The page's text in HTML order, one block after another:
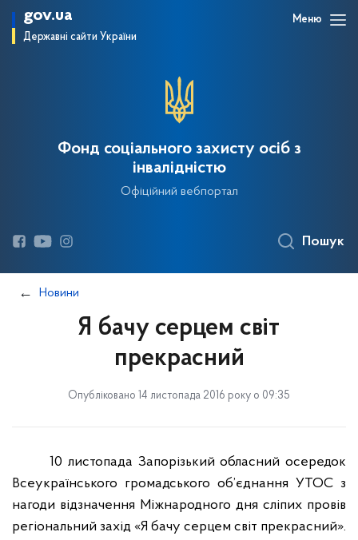
gov.ua
Державні сайти України
Меню
Фонд соціального захисту осіб з
інвалідністю
Офіційний вебпортал
Пошук
Новини
Я бачу серцем світ
прекрасний
Опубліковано 14 листопада 2016 року о 09:35
10 листопада Запорізький обласний осередок
Всеукраїнського громадського об’єднання УТОС з
нагоди відзначення Міжнародного дня сліпих провів
регіональний захід «Я бачу серцем світ прекрасний».